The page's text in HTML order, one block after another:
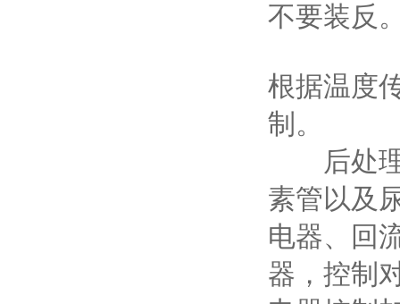
不要装反
根据温度
制。
后处理
素管以及
电器、回
器，控制